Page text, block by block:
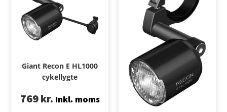
Giant Recon E HL1000
cykellygte
769kr. Inkl. moms